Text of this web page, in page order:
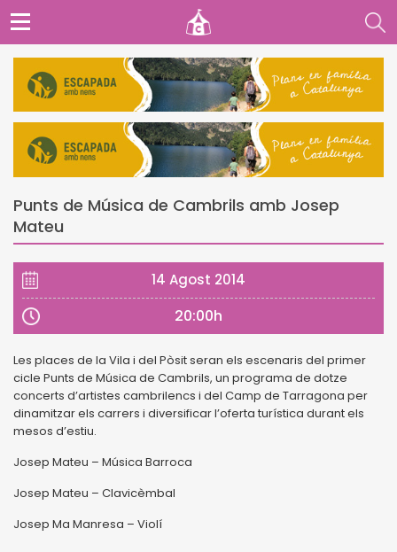
Punts de Música de Cambrils amb Josep
Mateu
14 Agost 2014
20:00h
Les places de la Vila i del Pòsit seran els escenaris del primer
cicle Punts de Música de Cambrils, un programa de dotze
concerts d’artistes cambrilencs i del Camp de Tarragona per
dinamitzar els carrers i diversificar l’oferta turística durant els
mesos d’estiu.
Josep Mateu – Música Barroca
Josep Mateu – Clavicèmbal
Josep Ma Manresa – Violí